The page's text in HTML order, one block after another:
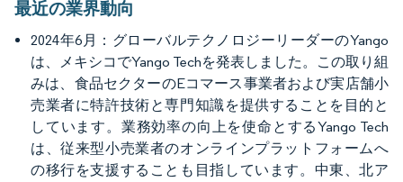
最近の業界動向
2024年6月：グローバルテクノロジーリーダーのYango
は、メキシコでYango Techを発表しました。この取り組
みは、食品セクターのEコマース事業者および実店舗小
売業者に特許技術と専門知識を提供することを目的と
しています。業務効率の向上を使命とするYango Tech
は、従来型小売業者のオンラインプラットフォームへ
の移行を支援することも目指しています。中東、北ア